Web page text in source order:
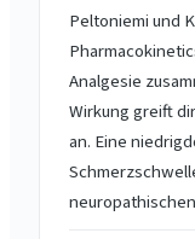
Peltoniemi und
Analgesie
Wirkung greift
an. Eine